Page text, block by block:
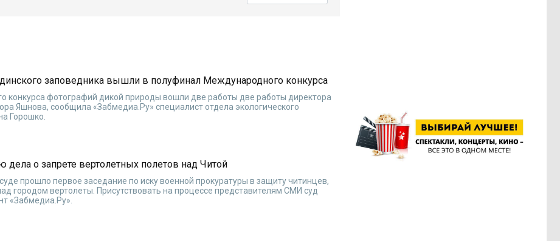
заповедника вышли в полуфинал Международного конкурса
конкурса фотографий дикой природы вошли две работы две работы директора
Яшнова, сообщила «Забмедиа.Ру» специалист отдела экологического
Горошко.
дела о запрете вертолетных полетов над Читой
прошло первое заседание по иску военной прокуратуры в защиту читинцев,
городом вертолеты. Присутствовать на процессе представителям СМИ суд
«Забмедиа.Ру».